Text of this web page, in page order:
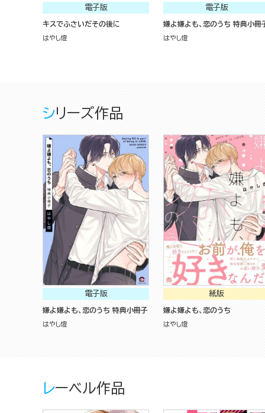
電子版
キスでふさいだその後に
はやし燈
電子版
嫌よ嫌よも、恋のうち 特典小冊
はやし燈
シリーズ作品
電子版
嫌よ嫌よも、恋のうち 特典小冊子
はやし燈
紙版
嫌よ嫌よも、恋のうち
はやし燈
レーベル作品